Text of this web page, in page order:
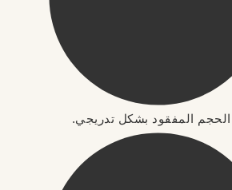
الحجم المفقود بشكل تدريجي.